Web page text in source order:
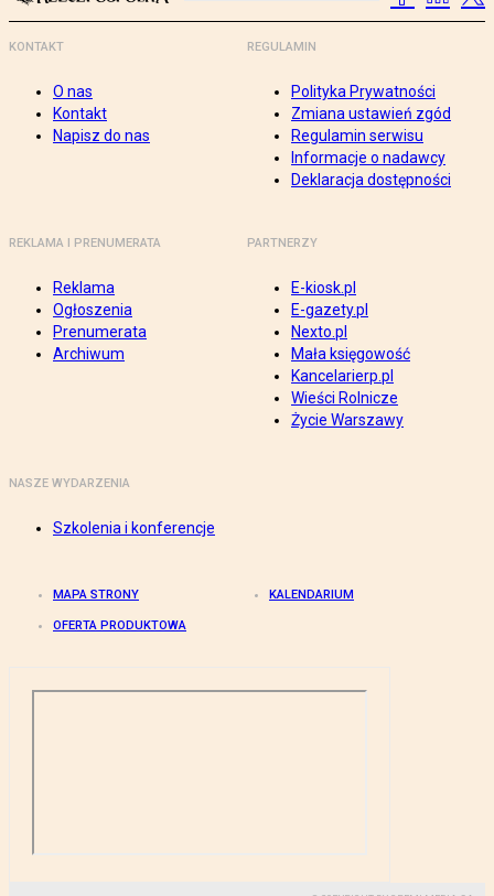
KONTAKT
O nas
Kontakt
Napisz do nas
REGULAMIN
Polityka Prywatności
Zmiana ustawień zgód
Regulamin serwisu
Informacje o nadawcy
Deklaracja dostępności
REKLAMA I PRENUMERATA
Reklama
Ogłoszenia
Prenumerata
Archiwum
PARTNERZY
E-kiosk.pl
E-gazety.pl
Nexto.pl
Mała księgowość
Kancelarierp.pl
Wieści Rolnicze
Życie Warszawy
NASZE WYDARZENIA
Szkolenia i konferencje
MAPA STRONY KALENDARIUM
OFERTA PRODUKTOWA